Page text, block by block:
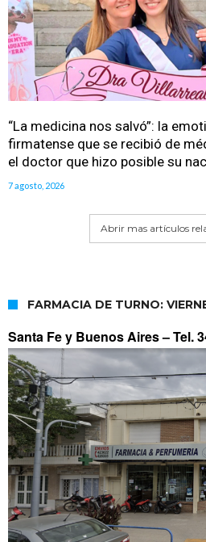
“La medicina nos salvó”: la
firmatense que se recibió de
el doctor que hizo posible su
7 agosto, 2026
Abrir mas artículos
FARMACIA DE TURNO:
Santa Fe y Buenos Aires –Tel.